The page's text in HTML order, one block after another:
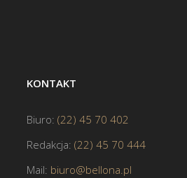
KONTAKT
Biuro: (22) 45 70 402
Redakcja: (22) 45 70 444
Mail: biuro@bellona.pl